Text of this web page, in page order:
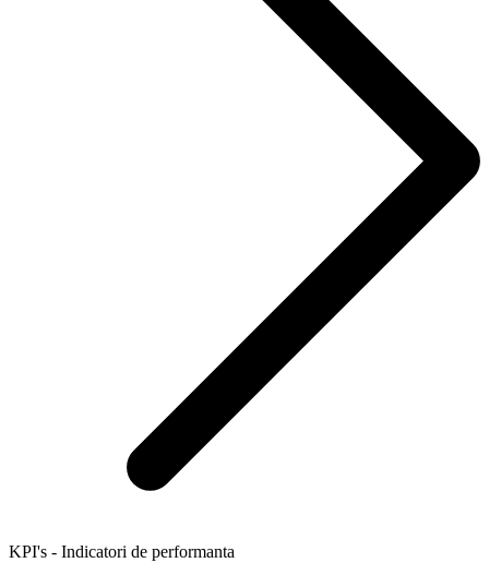
KPI's - Indicatori de performanta